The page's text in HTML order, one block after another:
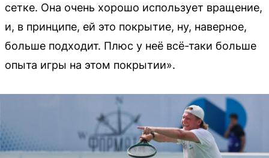
сетке. Она очень хорошо использует вращение,
и, в принципе, ей это покрытие, ну, наверное,
больше подходит. Плюс у неё всё-таки больше
опыта игры на этом покрытии».